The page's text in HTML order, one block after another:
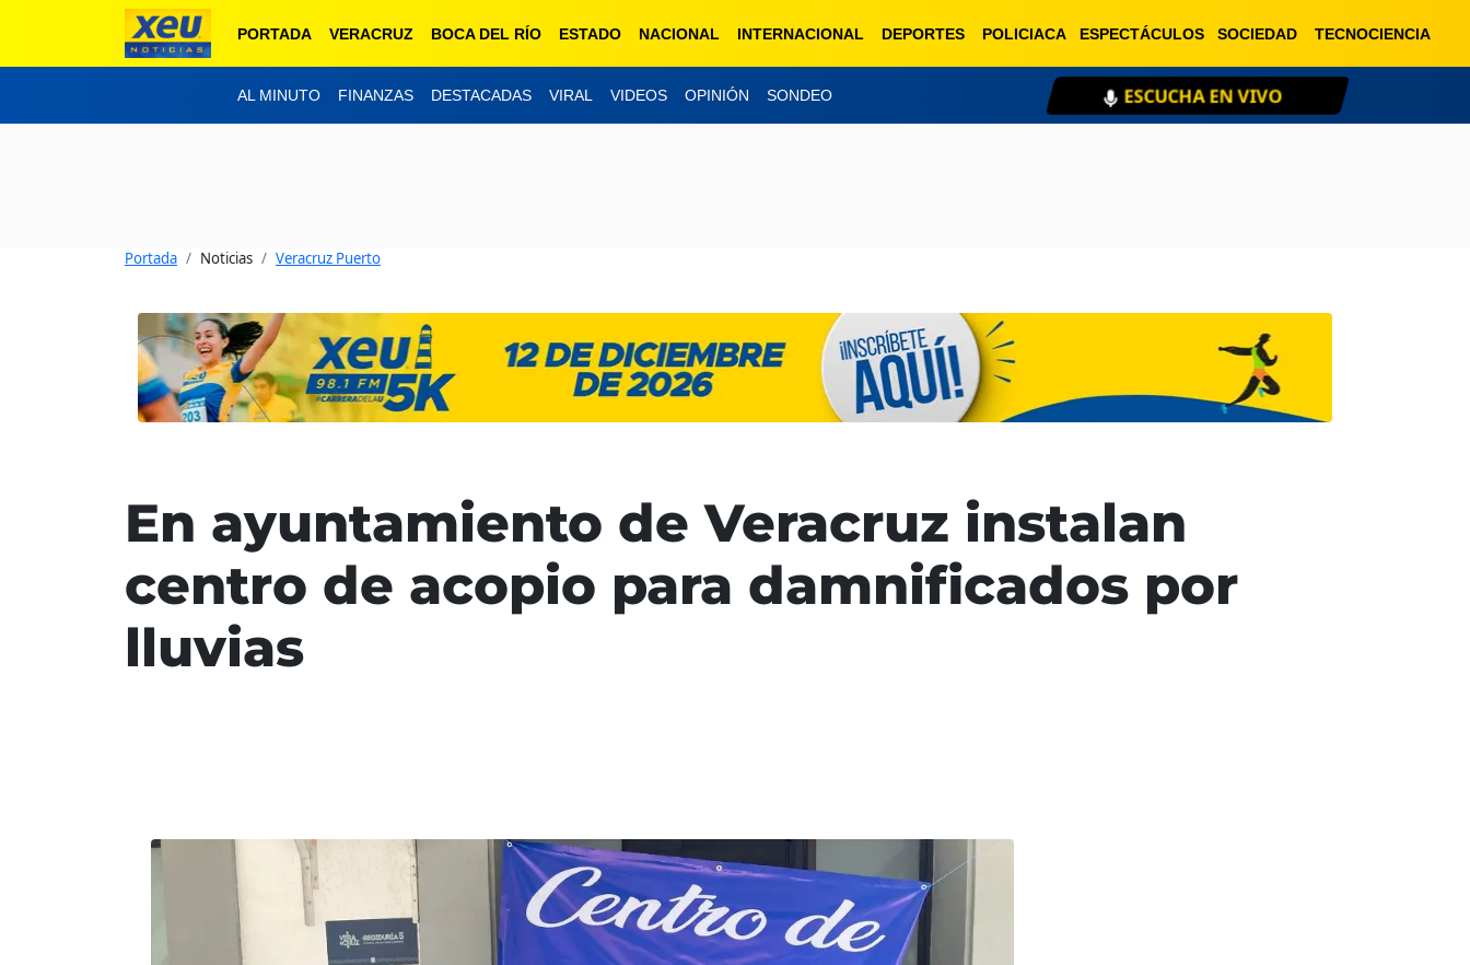
PORTADA VERACRUZ BOCA DEL RÍO ESTADO NACIONAL INTERNACIONAL DEPORTES POLICIACA ESPECTÁCULOS SOCIEDAD TECNOCIENCIA
AL MINUTO FINANZAS DESTACADAS VIRAL VIDEOS OPINIÓN SONDEO ESCUCHA EN VIVO
Portada Noticias Veracruz Puerto
En ayuntamiento de Veracruz instalan
centro de acopio para damnificados por
lluvias